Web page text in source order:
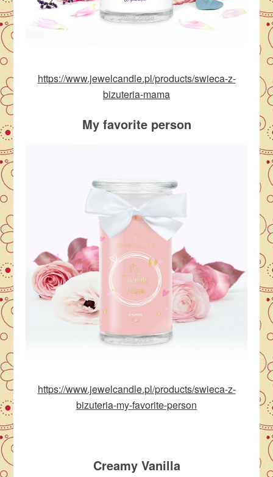
https://www.jewelcandle.pl/products/swieca-z-
bizuteria-mama
My favorite person
https://www.jewelcandle.pl/products/swieca-z-
bizuteria-my-favorite-person
Creamy Vanilla